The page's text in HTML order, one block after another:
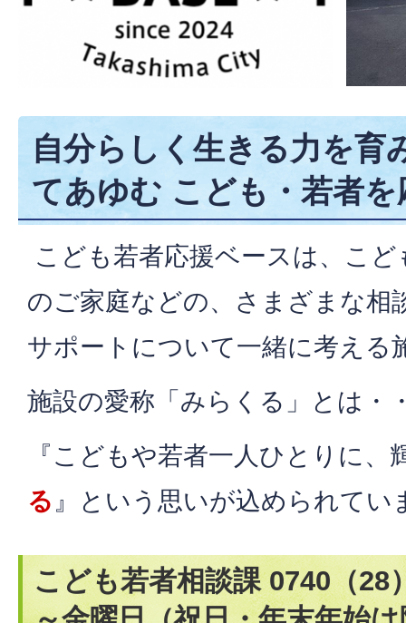
自分らしく生きる力を育
てあゆむ こども・若者
こども若者応援ベースは、こ
のご家庭などの、さまざまな相
サポートについて一緒に考える
施設の愛称「みらくる」とは・
『こどもや若者一人ひとりに、
る』という思いが込められてい
こども若者相談課 0740（28